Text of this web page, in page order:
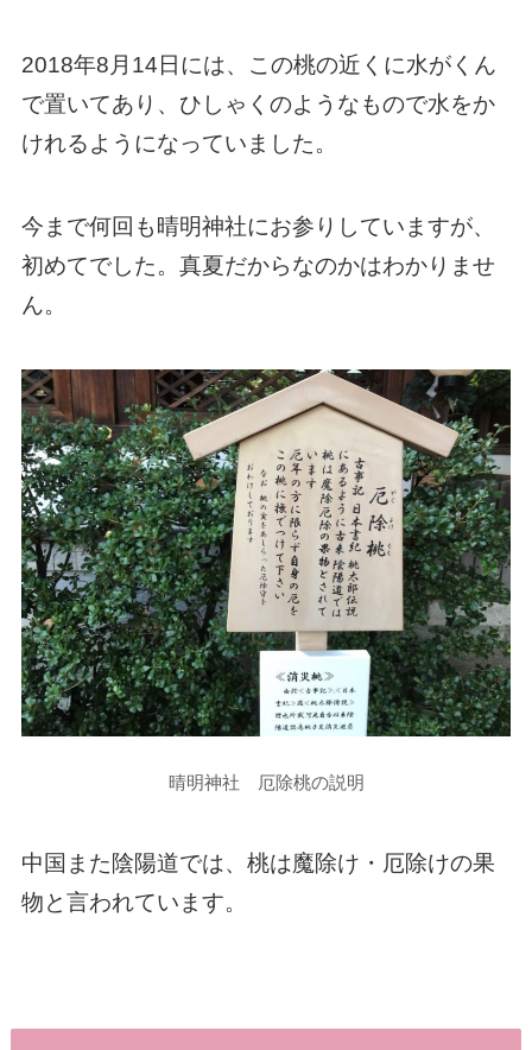
2018年8月14日には、この桃の近くに水がくん
で置いてあり、ひしゃくのようなもので水をか
けれるようになっていました。
今まで何回も晴明神社にお参りしていますが、
初めてでした。真夏だからなのかはわかりませ
ん。
晴明神社 厄除桃の説明
中国また陰陽道では、桃は魔除け・厄除けの果
物と言われています。